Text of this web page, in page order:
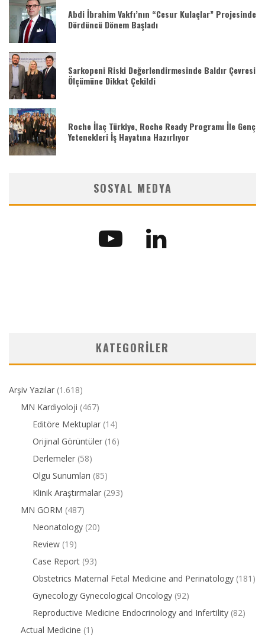
Abdi İbrahim Vakfı’nın “Cesur Kulaçlar” Projesinde
Dördüncü Dönem Başladı
Sarkopeni Riski Değerlendirmesinde Baldır Çevresi
Ölçümüne Dikkat Çekildi
Roche İlaç Türkiye, Roche Ready Programı İle Genç
Yetenekleri İş Hayatına Hazırlıyor
SOSYAL MEDYA
KATEGORILER
Arşiv Yazılar (1.618)
MN Kardiyoloji (467)
Editöre Mektuplar (14)
Orijinal Görüntüler (16)
Derlemeler (58)
Olgu Sunumları (85)
Klinik Araştırmalar (293)
MN GORM (487)
Neonatology (20)
Review (19)
Case Report (93)
Obstetrics Maternal Fetal Medicine and Perinatology (181)
Gynecology Gynecological Oncology (92)
Reproductive Medicine Endocrinology and Infertility (82)
Actual Medicine (1)